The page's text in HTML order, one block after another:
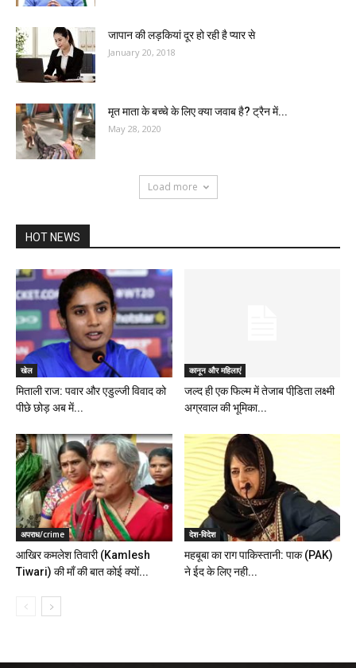
जापान की लड़कियां दूर हो रही है प्यार से
January 20, 2018
मृत माता के बच्चे के लिए क्या जवाब है? ट्रैन में...
May 28, 2020
Load more
HOT NEWS
खेल
मिताली राज: पवार और एडुल्जी विवाद को
पीछे छोड़ अब में...
कानून और महिलाएं
जल्द ही एक फिल्म में तेजाब पीडि़ता लक्ष्मी
अग्रवाल की भूमिका...
अपराध/crime
आखिर कमलेश तिवारी (Kamlesh
Tiwari) की माँ की बात कोई क्यों...
देश-विदेश
महबूबा का राग पाकिस्तानी: पाक (PAK)
ने ईद के लिए नही...